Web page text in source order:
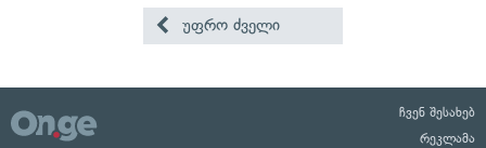
უფრო ძველი
ჩვენ შესახებ
რეკლამა